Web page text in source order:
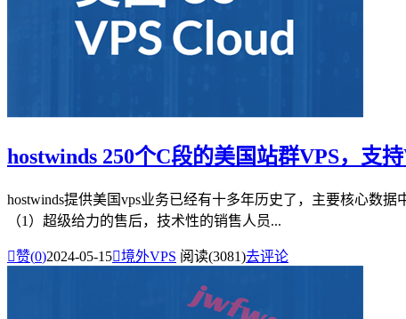
hostwinds 250个C段的美国站群VPS，支
hostwinds提供美国vps业务已经有十多年历史了，主要核心数
（1）超级给力的售后，技术性的销售人员...
赞(0)2024-05-15境外VPS 阅读(3081)去评论